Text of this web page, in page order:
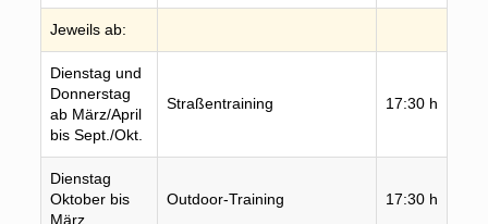
Jeweils ab:
Dienstag und
Donnerstag
ab März/April
bis Sept./Okt.
Straßentraining 17:30 h
Dienstag
Oktober bis
März
Outdoor-Training 17:30 h